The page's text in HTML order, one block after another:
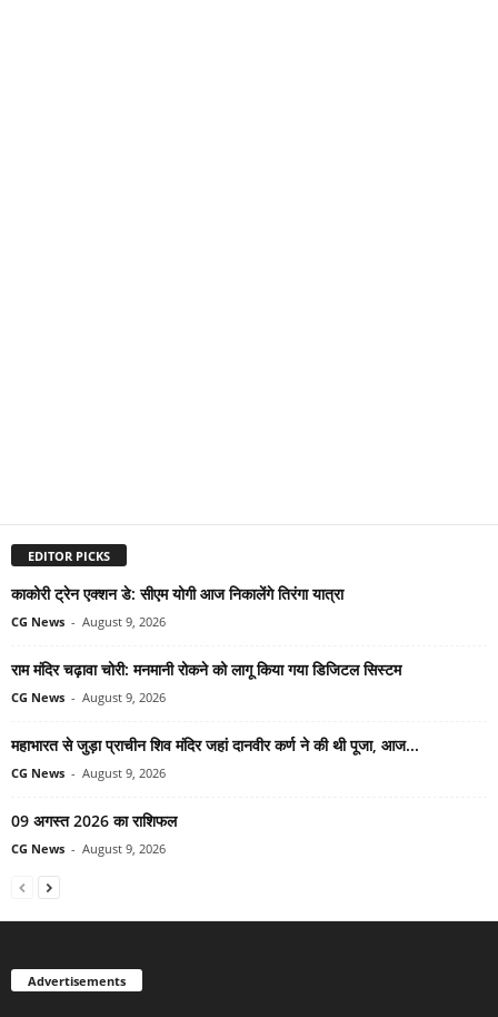
EDITOR PICKS
काकोरी ट्रेन एक्शन डे: सीएम योगी आज निकालेंगे तिरंगा यात्रा
CG News - August 9, 2026
राम मंदिर चढ़ावा चोरी: मनमानी रोकने को लागू किया गया डिजिटल सिस्टम
CG News - August 9, 2026
महाभारत से जुड़ा प्राचीन शिव मंदिर जहां दानवीर कर्ण ने की थी पूजा, आज...
CG News - August 9, 2026
09 अगस्त 2026 का राशिफल
CG News - August 9, 2026
Advertisements